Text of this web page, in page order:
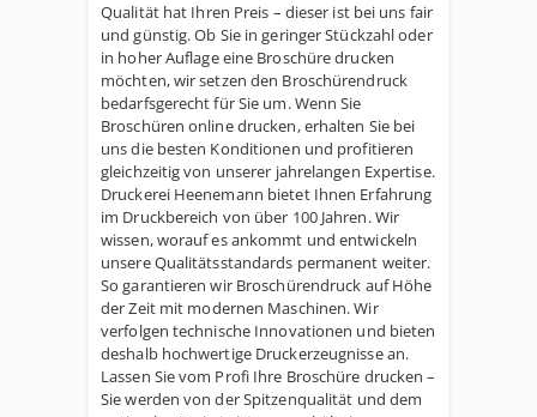
Qualität hat Ihren Preis – dieser ist bei uns fair
und günstig. Ob Sie in geringer Stückzahl oder
in hoher Auflage eine Broschüre drucken
möchten, wir setzen den Broschürendruck
bedarfsgerecht für Sie um. Wenn Sie
Broschüren online drucken, erhalten Sie bei
uns die besten Konditionen und profitieren
gleichzeitig von unserer jahrelangen Expertise.
Druckerei Heenemann bietet Ihnen Erfahrung
im Druckbereich von über 100 Jahren. Wir
wissen, worauf es ankommt und entwickeln
unsere Qualitätsstandards permanent weiter.
So garantieren wir Broschürendruck auf Höhe
der Zeit mit modernen Maschinen. Wir
verfolgen technische Innovationen und bieten
deshalb hochwertige Druckerzeugnisse an.
Lassen Sie vom Profi Ihre Broschüre drucken –
Sie werden von der Spitzenqualität und dem